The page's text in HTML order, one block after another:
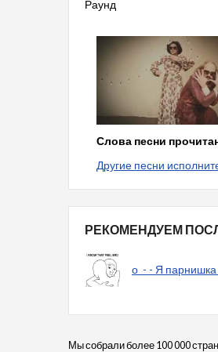
Раунд
Слова песни
Другие песни
РЕКОМЕНДУЕМ
о_- - Я
Мы собрали более 100 000